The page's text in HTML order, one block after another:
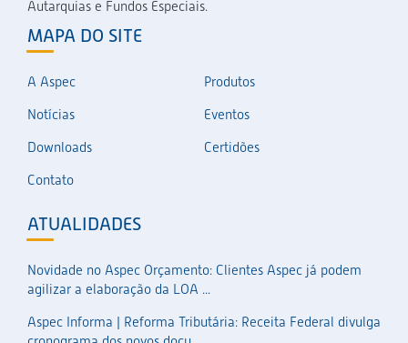
Autarquias e Fundos Especiais.
MAPA DO SITE
A Aspec
Produtos
Notícias
Eventos
Downloads
Certidões
Contato
ATUALIDADES
Novidade no Aspec Orçamento: Clientes Aspec já podem
agilizar a elaboração da LOA ...
Aspec Informa | Reforma Tributária: Receita Federal divulga